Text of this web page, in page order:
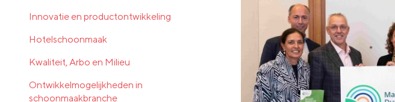
Innovatie en productontwikkeling
Hotelschoonmaak
Kwaliteit, Arbo en Milieu
Ontwikkelmogelijkheden in
schoonmaakbranche